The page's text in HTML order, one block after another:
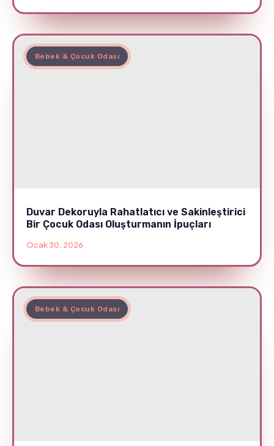
Bebek & Çocuk Odası
Duvar Dekoruyla Rahatlatıcı ve Sakinleştirici
Bir Çocuk Odası Oluşturmanın İpuçları
Ocak 30, 2026
Bebek & Çocuk Odası